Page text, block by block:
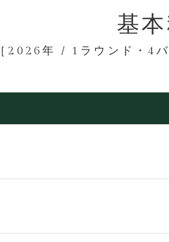
基
［2026年 / 1ラウンド・4